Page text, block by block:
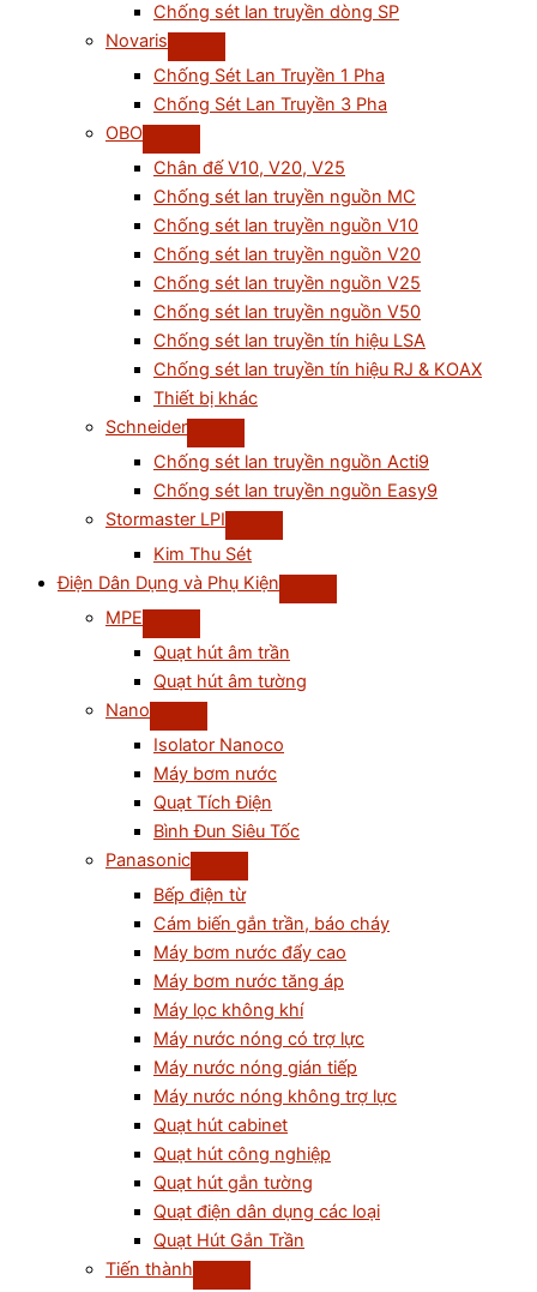
Chống sét lan truyền dòng SP
Novaris
Chống Sét Lan Truyền 1 Pha
Chống Sét Lan Truyền 3 Pha
OBO
Chân đế V10, V20, V25
Chống sét lan truyền nguồn MC
Chống sét lan truyền nguồn V10
Chống sét lan truyền nguồn V20
Chống sét lan truyền nguồn V25
Chống sét lan truyền nguồn V50
Chống sét lan truyền tín hiệu LSA
Chống sét lan truyền tín hiệu RJ & KOAX
Thiết bị khác
Schneider
Chống sét lan truyền nguồn Acti9
Chống sét lan truyền nguồn Easy9
Stormaster LPI
Kim Thu Sét
Điện Dân Dụng và Phụ Kiện
MPE
Quạt hút âm trần
Quạt hút âm tường
Nano
Isolator Nanoco
Máy bơm nước
Quạt Tích Điện
Bình Đun Siêu Tốc
Panasonic
Bếp điện từ
Cám biến gắn trần, báo cháy
Máy bơm nước đẩy cao
Máy bơm nước tăng áp
Máy lọc không khí
Máy nước nóng có trợ lực
Máy nước nóng gián tiếp
Máy nước nóng không trợ lực
Quạt hút cabinet
Quạt hút công nghiệp
Quạt hút gắn tường
Quạt điện dân dụng các loại
Quạt Hút Gắn Trần
Tiến thành